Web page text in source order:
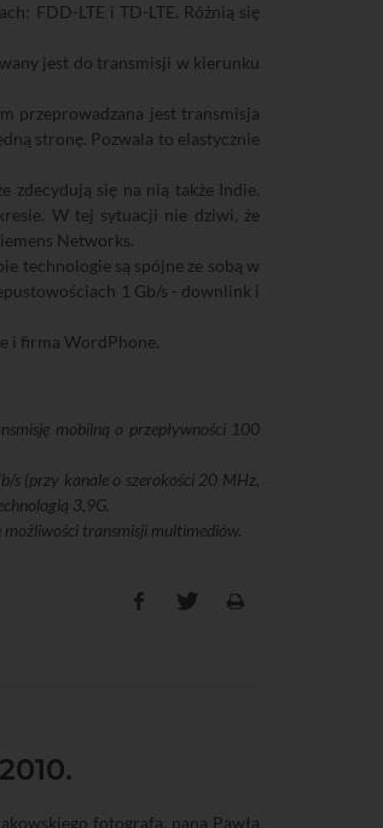
FDD-LTE i TD-LTE. Różnią się
jest do transmisji w kierunku
przeprowadzana jest transmisja
stronę. Pozwala to elastycznie
zdecydują się na nią także Indie.
W tej sytuacji nie dziwi, że
Networks.
technologie są spójne ze sobą w
1 Gb/s - downlink i
i firma WordPhone.
mobilną o przepływności 100
s (przy kanale o szerokości 20 MHz,
3,9G.
transmisji multimediów.
fotografa, pana Pawła